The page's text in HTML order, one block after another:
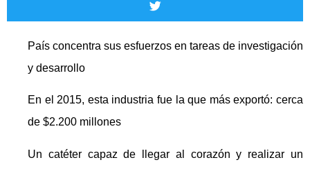
País concentra sus esfuerzos en tareas de investigación
y desarrollo
En el 2015, esta industria fue la que más exportó: cerca
de $2.200 millones
Un catéter capaz de llegar al corazón y realizar un